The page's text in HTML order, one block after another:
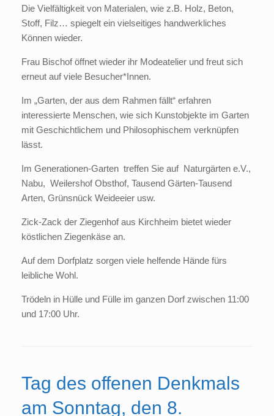
Die Vielfältigkeit von Materialen, wie z.B. Holz, Beton,
Stoff, Filz… spiegelt ein vielseitiges handwerkliches
Können wieder.
Frau Bischof öffnet wieder ihr Modeatelier und freut sich
erneut auf viele Besucher*Innen.
Im „Garten, der aus dem Rahmen fällt“ erfahren
interessierte Menschen, wie sich Kunstobjekte im Garten
mit Geschichtlichem und Philosophischem verknüpfen
lässt.
Im Generationen-Garten treffen Sie auf Naturgärten e.V.,
Nabu, Weilershof Obsthof, Tausend Gärten-Tausend
Arten, Grünsnück Weideeier usw.
Zick-Zack der Ziegenhof aus Kirchheim bietet wieder
köstlichen Ziegenkäse an.
Auf dem Dorfplatz sorgen viele helfende Hände fürs
leibliche Wohl.
Trödeln in Hülle und Fülle im ganzen Dorf zwischen 11:00
und 17:00 Uhr.
Tag des offenen Denkmals
am Sonntag, den 8.